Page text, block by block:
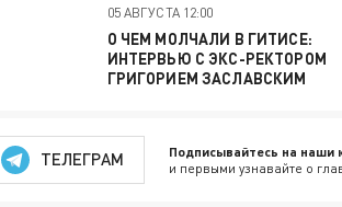
05 АВГУСТА 12:00
О ЧЕМ МОЛЧАЛИ В ГИТИСЕ:
ИНТЕРВЬЮ С ЭКС-РЕКТОРОМ
ГРИГОРИЕМ ЗАСЛАВСКИМ
ТЕЛЕГРАМ Подписывайтесь на наши
и первыми узнавайте о